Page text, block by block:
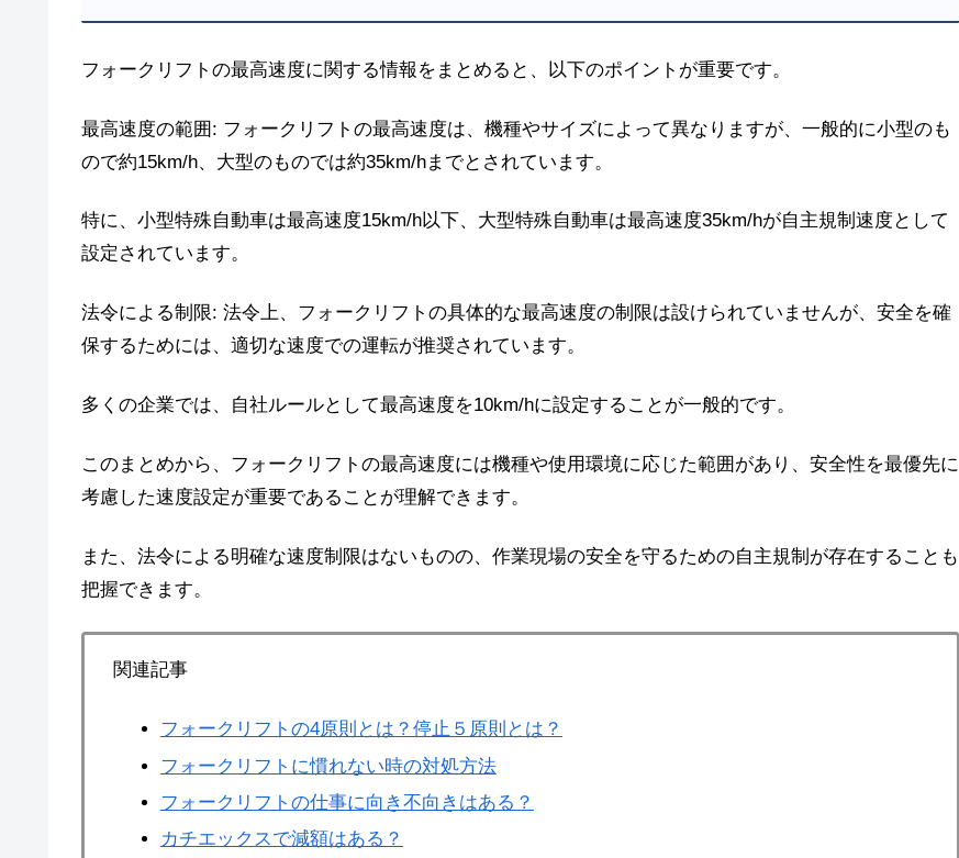
フォークリフトの最高速度に関する情報をまとめると、以下のポイントが重要です。
最高速度の範囲: フォークリフトの最高速度は、機種やサイズによって異なりますが、一般的に小型のも
ので約15km/h、大型のものでは約35km/hまでとされています。
特に、小型特殊自動車は最高速度15km/h以下、大型特殊自動車は最高速度35km/hが自主規制速度として
設定されています。
法令による制限: 法令上、フォークリフトの具体的な最高速度の制限は設けられていませんが、安全を確
保するためには、適切な速度での運転が推奨されています。
多くの企業では、自社ルールとして最高速度を10km/hに設定することが一般的です。
このまとめから、フォークリフトの最高速度には機種や使用環境に応じた範囲があり、安全性を最優先に
考慮した速度設定が重要であることが理解できます。
また、法令による明確な速度制限はないものの、作業現場の安全を守るための自主規制が存在することも
把握できます。
関連記事
フォークリフトの4原則とは？停止５原則とは？
フォークリフトに慣れない時の対処方法
フォークリフトの仕事に向き不向きはある？
カチエックスで減額はある？